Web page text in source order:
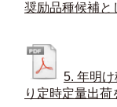
奨励品種候補と
5. 年明
り定時定量出